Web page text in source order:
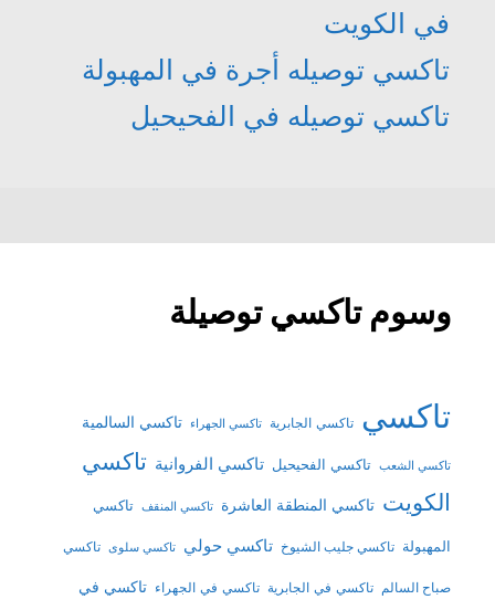
في الكويت
تاكسي توصيله أجرة في المهبولة
تاكسي توصيله في الفحيحيل
وسوم تاكسي توصيلة
تاكسي تاكسي الجابرية تاكسي الجهراء تاكسي السالمية
تاكسي الشعب تاكسي الفحيحيل تاكسي الفروانية تاكسي
الكويت تاكسي المنطقة العاشرة تاكسي المنقف تاكسي
المهبولة تاكسي جليب الشيوخ تاكسي حولي تاكسي سلوى تاكسي
صباح السالم تاكسي في الجابرية تاكسي في الجهراء تاكسي في